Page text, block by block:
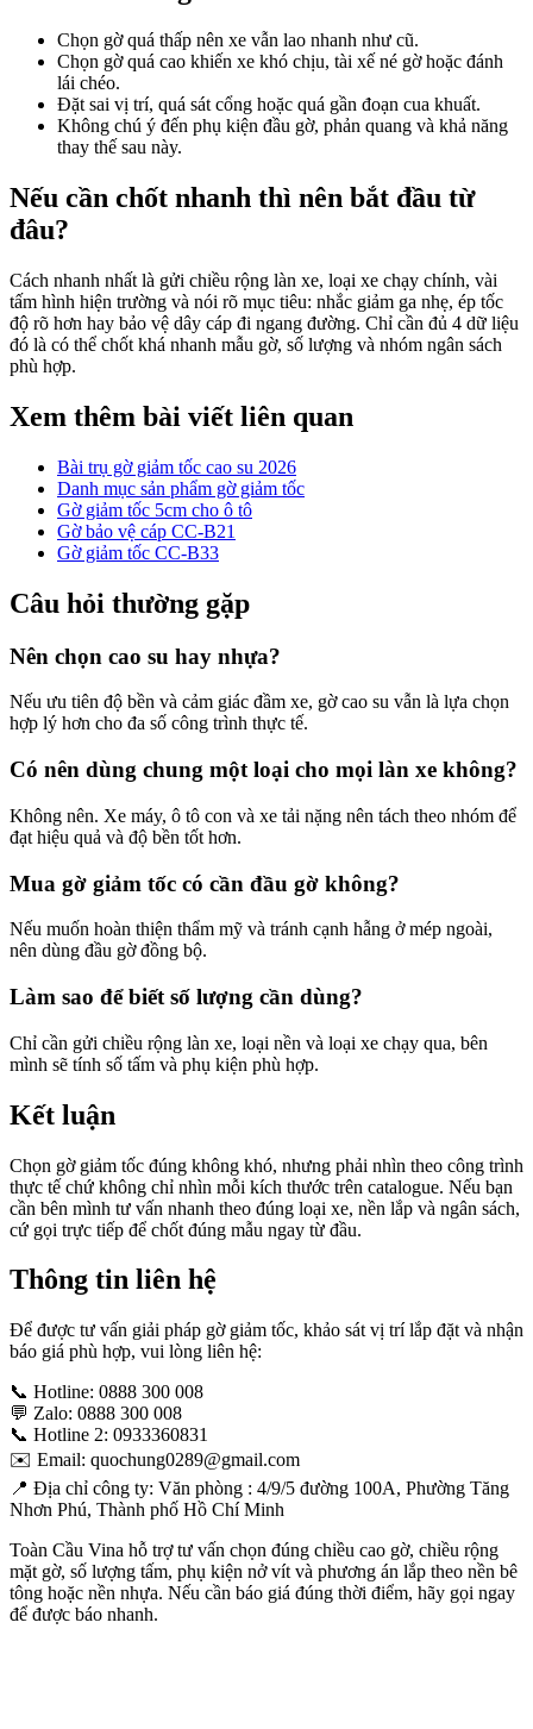
Chọn gờ quá thấp nên xe vẫn lao nhanh như cũ.
Chọn gờ quá cao khiến xe khó chịu, tài xế né gờ hoặc đánh
lái chéo.
Đặt sai vị trí, quá sát cổng hoặc quá gần đoạn cua khuất.
Không chú ý đến phụ kiện đầu gờ, phản quang và khả năng
thay thế sau này.
Nếu cần chốt nhanh thì nên bắt đầu từ
đâu?
Cách nhanh nhất là gửi chiều rộng làn xe, loại xe chạy chính, vài
tấm hình hiện trường và nói rõ mục tiêu: nhắc giảm ga nhẹ, ép tốc
độ rõ hơn hay bảo vệ dây cáp đi ngang đường. Chỉ cần đủ 4 dữ liệu
đó là có thể chốt khá nhanh mẫu gờ, số lượng và nhóm ngân sách
phù hợp.
Xem thêm bài viết liên quan
Bài trụ gờ giảm tốc cao su 2026
Danh mục sản phẩm gờ giảm tốc
Gờ giảm tốc 5cm cho ô tô
Gờ bảo vệ cáp CC-B21
Gờ giảm tốc CC-B33
Câu hỏi thường gặp
Nên chọn cao su hay nhựa?
Nếu ưu tiên độ bền và cảm giác đầm xe, gờ cao su vẫn là lựa chọn
hợp lý hơn cho đa số công trình thực tế.
Có nên dùng chung một loại cho mọi làn xe không?
Không nên. Xe máy, ô tô con và xe tải nặng nên tách theo nhóm để
đạt hiệu quả và độ bền tốt hơn.
Mua gờ giảm tốc có cần đầu gờ không?
Nếu muốn hoàn thiện thẩm mỹ và tránh cạnh hẫng ở mép ngoài,
nên dùng đầu gờ đồng bộ.
Làm sao để biết số lượng cần dùng?
Chỉ cần gửi chiều rộng làn xe, loại nền và loại xe chạy qua, bên
mình sẽ tính số tấm và phụ kiện phù hợp.
Kết luận
Chọn gờ giảm tốc đúng không khó, nhưng phải nhìn theo công trình
thực tế chứ không chỉ nhìn mỗi kích thước trên catalogue. Nếu bạn
cần bên mình tư vấn nhanh theo đúng loại xe, nền lắp và ngân sách,
cứ gọi trực tiếp để chốt đúng mẫu ngay từ đầu.
Thông tin liên hệ
Để được tư vấn giải pháp gờ giảm tốc, khảo sát vị trí lắp đặt và nhận
báo giá phù hợp, vui lòng liên hệ:
📞 Hotline: 0888 300 008
💬 Zalo: 0888 300 008
📞 Hotline 2: 0933360831
✉️ Email: quochung0289@gmail.com
📍 Địa chỉ công ty: Văn phòng : 4/9/5 đường 100A, Phường Tăng
Nhơn Phú, Thành phố Hồ Chí Minh
Toàn Cầu Vina hỗ trợ tư vấn chọn đúng chiều cao gờ, chiều rộng
mặt gờ, số lượng tấm, phụ kiện nở vít và phương án lắp theo nền bê
tông hoặc nền nhựa. Nếu cần báo giá đúng thời điểm, hãy gọi ngay
để được báo nhanh.